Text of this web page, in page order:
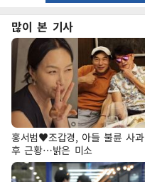
많이 본 기사
홍서범♥조갑경, 아들 불륜 사과
후 근황…밝은 미소